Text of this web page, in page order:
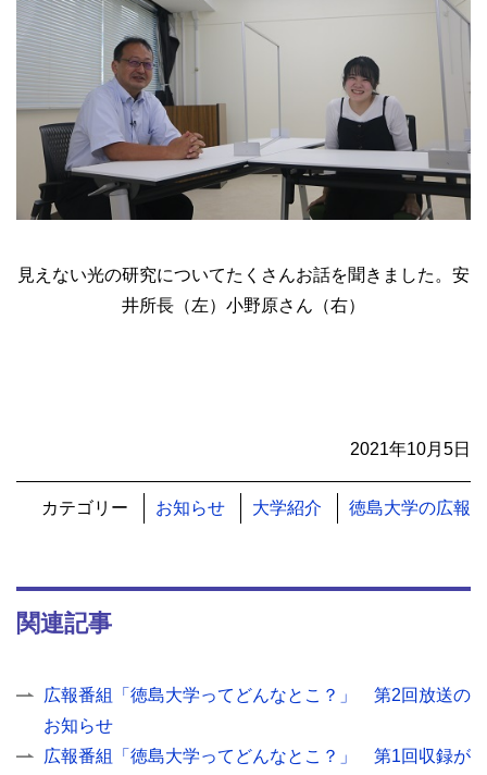
見えない光の研究についてたくさんお話を聞きました。安
井所長（左）小野原さん（右）
2021年10月5日
カテゴリー お知らせ 大学紹介 徳島大学の広報
関連記事
広報番組「徳島大学ってどんなとこ？」 第2回放送の
お知らせ
広報番組「徳島大学ってどんなとこ？」 第1回収録が